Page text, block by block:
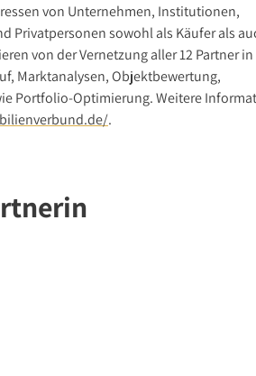
von Unternehmen, Institutionen,
Privatpersonen sowohl als Käufer als
von der Vernetzung aller 12 Partner
Marktanalysen, Objektbewertung,
Portfolio-Optimierung. Weitere
.